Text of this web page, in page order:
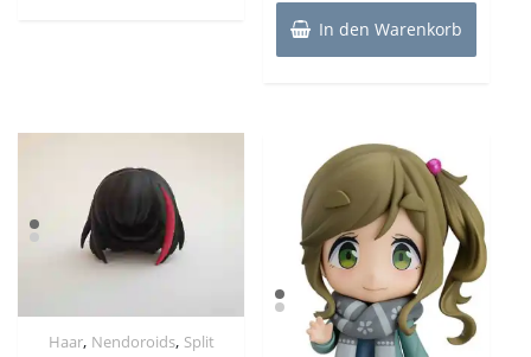
In den Warenkorb
Haar, Nendoroids, Split